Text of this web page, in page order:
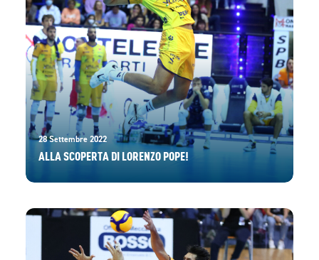
28 Settembre 2022
ALLA SCOPERTA DI LORENZO POPE!